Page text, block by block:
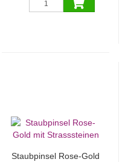
Staubpinsel Rose-Gold